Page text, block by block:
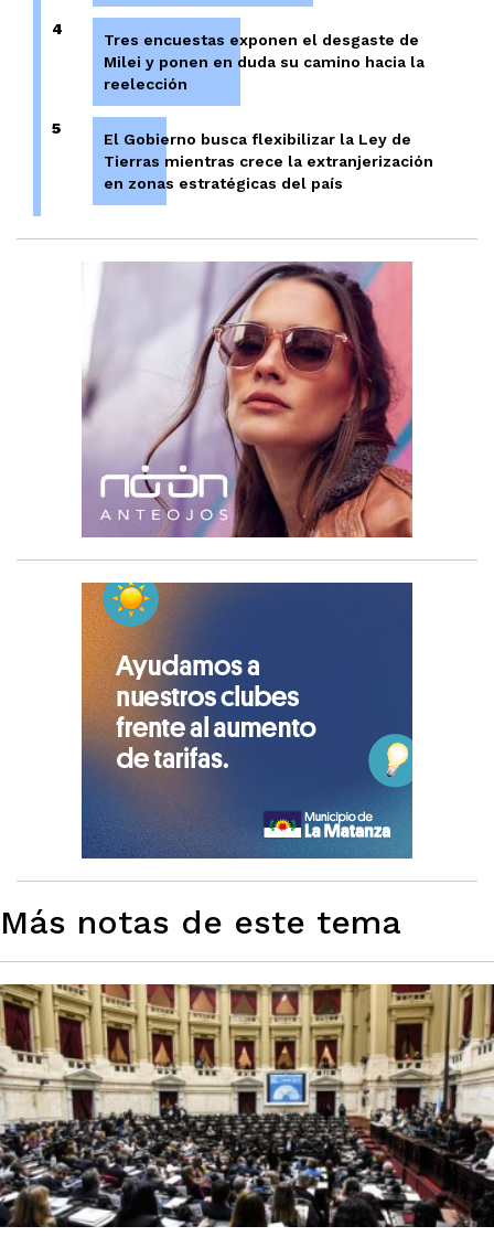
4
Tres encuestas exponen el desgaste de
Milei y ponen en duda su camino hacia la
reelección
5
El Gobierno busca flexibilizar la Ley de
Tierras mientras crece la extranjerización
en zonas estratégicas del país
Más notas de este tema